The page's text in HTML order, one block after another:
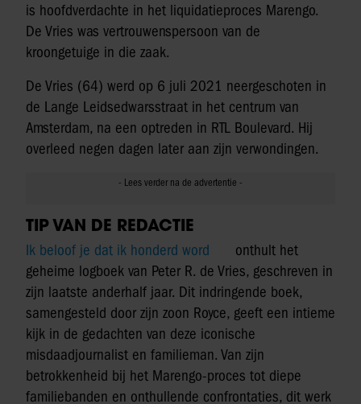
is hoofdverdachte in het liquidatieproces Marengo.
De Vries was vertrouwenspersoon van de
kroongetuige in die zaak.
De Vries (64) werd op 6 juli 2021 neergeschoten in
de Lange Leidsedwarsstraat in het centrum van
Amsterdam, na een optreden in RTL Boulevard. Hij
overleed negen dagen later aan zijn verwondingen.
TIP VAN DE REDACTIE
Ik beloof je dat ik honderd word
onthult het
geheime logboek van Peter R. de Vries, geschreven in
zijn laatste anderhalf jaar. Dit indringende boek,
samengesteld door zijn zoon Royce, geeft een intieme
kijk in de gedachten van deze iconische
misdaadjournalist en familieman. Van zijn
betrokkenheid bij het Marengo-proces tot diepe
familiebanden en onthullende confrontaties, dit werk